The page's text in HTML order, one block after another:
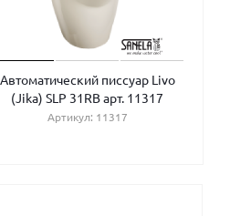
Автоматический писсуар Livo
(Jika) SLP 31RB арт. 11317
Артикул: 11317